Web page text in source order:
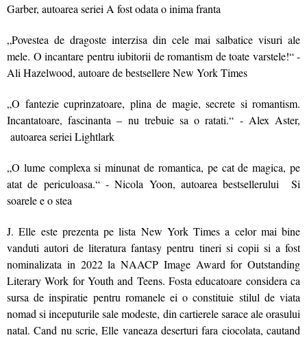
Garber, autoarea seriei A fost odata o inima franta
„Povestea de dragoste interzisa din cele mai salbatice visuri ale
mele. O incantare pentru iubitorii de romantism de toate varstele!“ -
Ali Hazelwood, autoare de bestsellere New York Times
„O fantezie cuprinzatoare, plina de magie, secrete si romantism.
Incantatoare, fascinanta – nu trebuie sa o ratati.“ - Alex Aster,
autoarea seriei Lightlark
„O lume complexa si minunat de romantica, pe cat de magica, pe
atat de periculoasa.“ - Nicola Yoon, autoarea bestsellerului Si
soarele e o stea
J. Elle este prezenta pe lista New York Times a celor mai bine
vanduti autori de literatura fantasy pentru tineri si copii si a fost
nominalizata in 2022 la NAACP Image Award for Outstanding
Literary Work for Youth and Teens. Fosta educatoare considera ca
sursa de inspiratie pentru romanele ei o constituie stilul de viata
nomad si inceputurile sale modeste, din cartierele sarace ale orasului
natal. Cand nu scrie, Elle vaneaza deserturi fara ciocolata, cautand